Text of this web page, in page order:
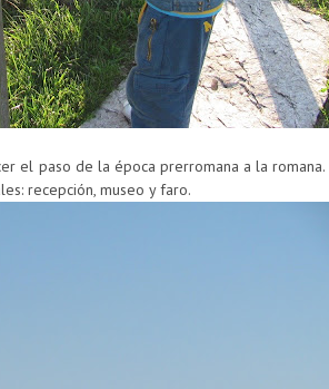
el paso de la época prerromana a la romana.
recepción, museo y faro.